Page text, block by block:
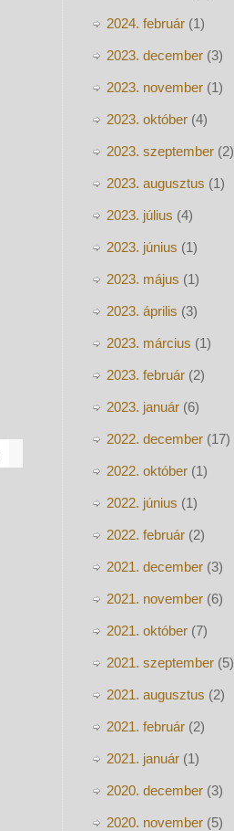
2024. február (1)
2023. december (3)
2023. november (1)
2023. október (4)
2023. szeptember (2)
2023. augusztus (1)
2023. július (4)
2023. június (1)
2023. május (1)
2023. április (3)
2023. március (1)
2023. február (2)
2023. január (6)
2022. december (17)
2022. október (1)
2022. június (1)
2022. február (2)
2021. december (3)
2021. november (6)
2021. október (7)
2021. szeptember (5)
2021. augusztus (2)
2021. február (2)
2021. január (1)
2020. december (3)
2020. november (5)